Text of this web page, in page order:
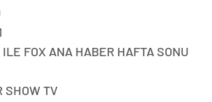
FOX ANA HABER HAFTA SONU
SHOW TV